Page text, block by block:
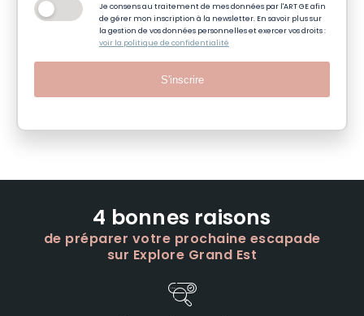
Je consens au traitement de mes données par l'ART GE afin
de gérer mon inscription à la newsletter. En savoir plus sur
la gestion de vos données personnelles et exercer vos droits :
voir la politique de confidentialité
S'inscrire
4 bonnes raisons
de préparer votre prochaine escapade
sur Explore Grand Est